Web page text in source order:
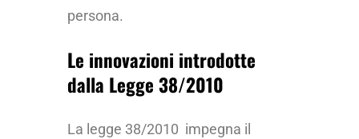
persona.
Le innovazioni introdotte
dalla Legge 38/2010
La legge 38/2010 impegna il